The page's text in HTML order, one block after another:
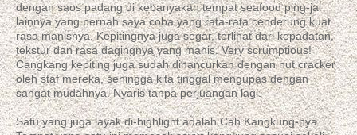
dengan saos padang di kebanyakan tempat seafood ping-jal
lainnya yang pernah saya coba yang rata-rata cenderung kuat
rasa manisnya. Kepitingnya juga segar, terlihat dari kepadatan,
tekstur dan rasa dagingnya yang manis. Very scrumptious!
Cangkang kepiting juga sudah dihancurkan dengan nut cracker
oleh staf mereka, sehingga kita tinggal mengupas dengan
sangat mudahnya. Nyaris tanpa perjuangan lagi.
Satu yang juga layak di-highlight adalah Cah Kangkung-nya.